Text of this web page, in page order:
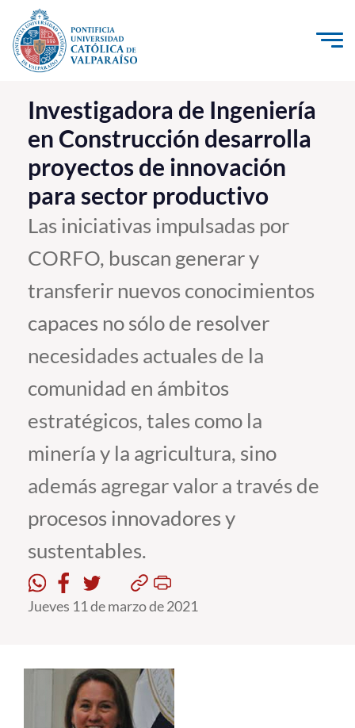
Click acá para ir directamente al contenido
La Universidad
Investigación, Creación e Innovación
PUCV Internacional
Vinculación con el Medio
Admisión
Pregrado
Formación Continua
Estudiantes
Académicos
Funcionarios
Alumni
English
Investigadora de Ingeniería
en Construcción desarrolla
proyectos de innovación
para sector productivo
Las iniciativas impulsadas por
CORFO, buscan generar y
transferir nuevos conocimientos
capaces no sólo de resolver
necesidades actuales de la
comunidad en ámbitos
estratégicos, tales como la
minería y la agricultura, sino
además agregar valor a través de
procesos innovadores y
sustentables.
Jueves 11 de marzo de 2021